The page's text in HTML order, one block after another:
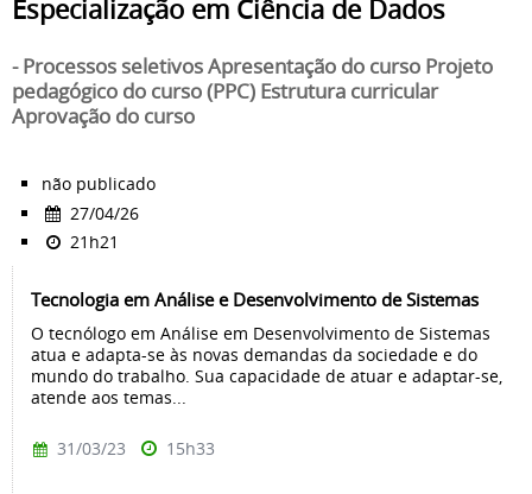
Especialização em Ciência de Dados
- Processos seletivos Apresentação do curso Projeto
pedagógico do curso (PPC) Estrutura curricular
Aprovação do curso
não publicado
27/04/26
21h21
Tecnologia em Análise e Desenvolvimento de Sistemas
O tecnólogo em Análise em Desenvolvimento de Sistemas
atua e adapta-se às novas demandas da sociedade e do
mundo do trabalho. Sua capacidade de atuar e adaptar-se,
atende aos temas...
31/03/23 15h33